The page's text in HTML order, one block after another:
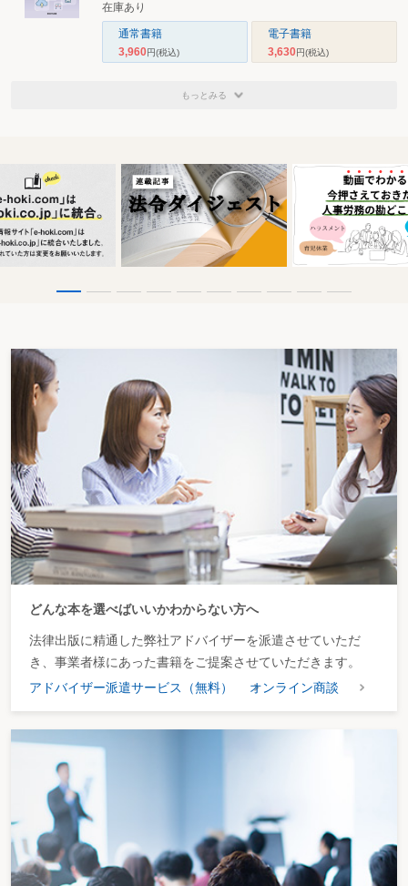
在庫あり
通常書籍
3,960円(税込)
電子書籍
3,630円(税込)
もっとみる
どんな本を選べばいいかわからない方へ
法律出版に精通した弊社アドバイザーを派遣させていただ
き、事業者様にあった書籍をご提案させていただきます。
アドバイザー派遣サービス（無料）
オンライン商談